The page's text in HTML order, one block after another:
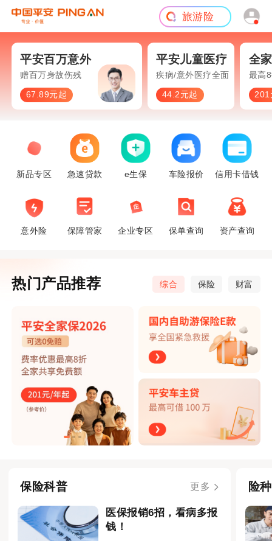
旅游险
平安百万意外
赠百万身故伤残
67.89元起
平安儿童医疗
疾病/意外医疗全面保障
44.2元起
全
最高
201
新品专区 急速贷款 e生保 车险报价 信用卡借钱
意外险 保障管家 企业专区 保单查询 资产查询
热门产品推荐 综合 保险 财富
保险科普 更多
医保报销6招，看病多报
钱！
险